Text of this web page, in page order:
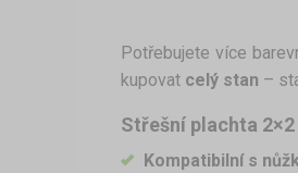
Potřebujete více
kupovat celý stan –
Střešní plachta 2×2
Kompatibilní s